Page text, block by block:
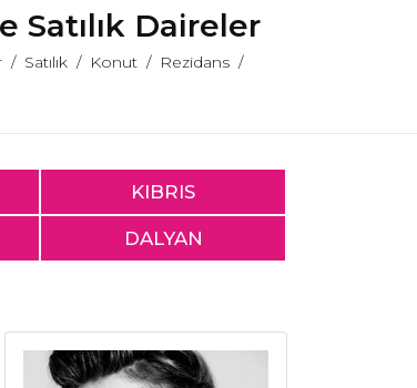
Satılık Daireler
Satılık Konut
Rezidans
KIBRIS
DALYAN